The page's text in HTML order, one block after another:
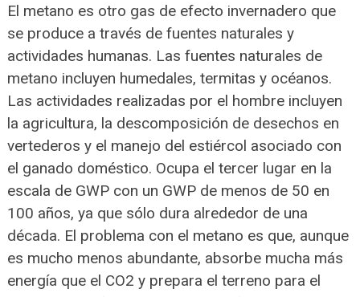
El metano es otro gas de efecto invernadero que
se produce a través de fuentes naturales y
actividades humanas. Las fuentes naturales de
metano incluyen humedales, termitas y océanos.
Las actividades realizadas por el hombre incluyen
la agricultura, la descomposición de desechos en
vertederos y el manejo del estiércol asociado con
el ganado doméstico. Ocupa el tercer lugar en la
escala de GWP con un GWP de menos de 50 en
100 años, ya que sólo dura alrededor de una
década. El problema con el metano es que, aunque
es mucho menos abundante, absorbe mucha más
energía que el CO2 y prepara el terreno para el